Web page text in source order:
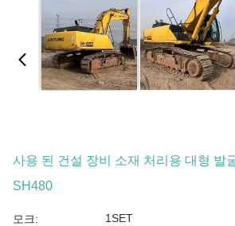
사용 된 건설 장비 소재 처리용 대형 발
SH480
모크: 1SET